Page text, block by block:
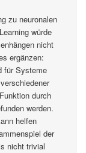
zu neuronalen
würde
nicht
ergänzen:
für Systeme
durch
werden.
helfen
der
nicht trivial